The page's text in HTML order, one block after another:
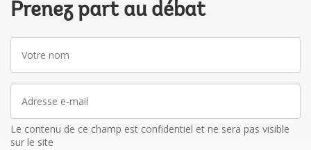
Prenez part au débat
nom
mail
Le contenu de ce champ est confidentiel et ne sera pas visible
sur le site